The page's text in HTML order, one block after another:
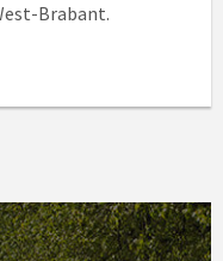
Brabant.